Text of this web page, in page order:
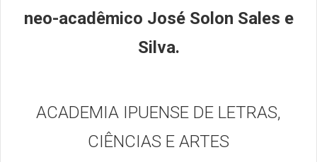
neo-acadêmico José Solon Sales e
Silva.
ACADEMIA IPUENSE DE LETRAS,
CIÊNCIAS E ARTES